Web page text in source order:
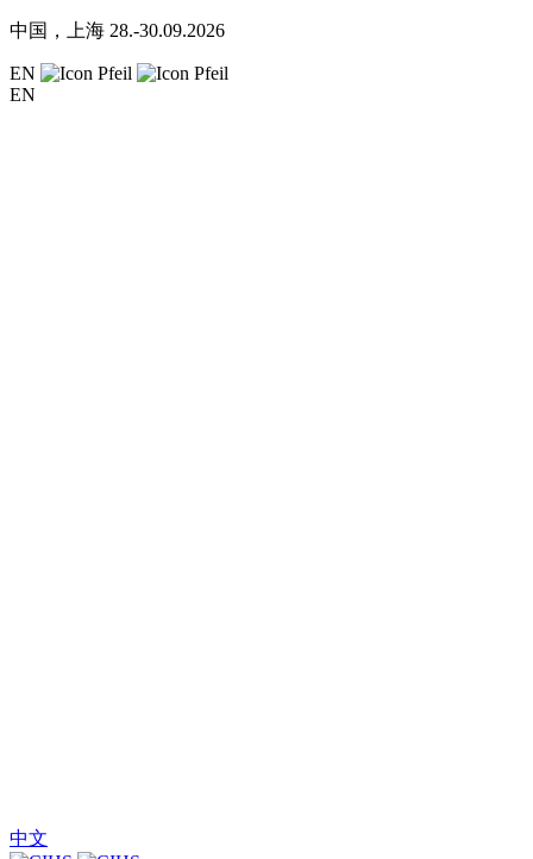
中国，上海 28.-30.09.2026
EN
EN
中文